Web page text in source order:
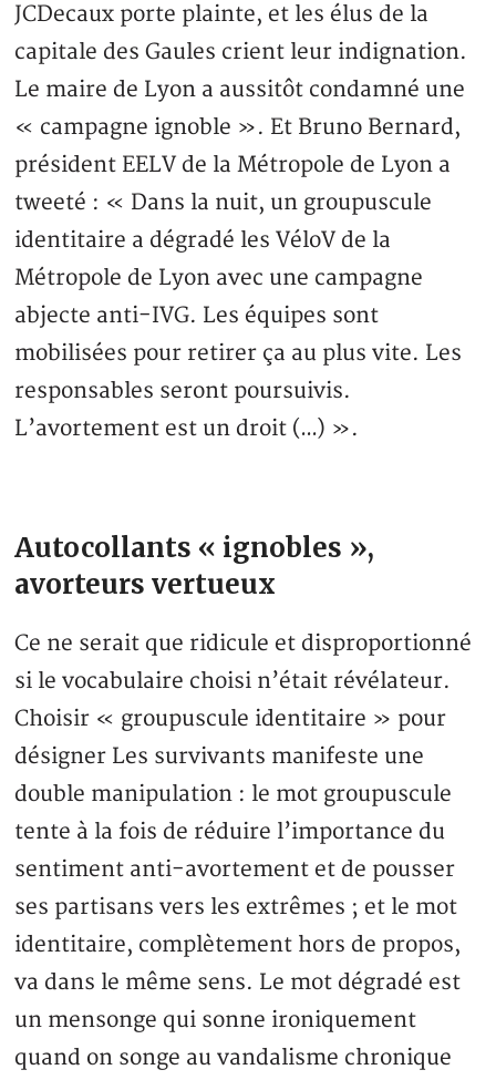
JCDecaux porte plainte, et les élus de la
capitale des Gaules crient leur indignation.
Le maire de Lyon a aussitôt condamné une
« campagne ignoble ». Et Bruno Bernard,
président EELV de la Métropole de Lyon a
tweeté : « Dans la nuit, un groupuscule
identitaire a dégradé les VéloV de la
Métropole de Lyon avec une campagne
abjecte anti-IVG. Les équipes sont
mobilisées pour retirer ça au plus vite. Les
responsables seront poursuivis.
L’avortement est un droit (…) ».
Autocollants « ignobles »,
avorteurs vertueux
Ce ne serait que ridicule et disproportionné
si le vocabulaire choisi n’était révélateur.
Choisir « groupuscule identitaire » pour
désigner Les survivants manifeste une
double manipulation : le mot groupuscule
tente à la fois de réduire l’importance du
sentiment anti-avortement et de pousser
ses partisans vers les extrêmes ; et le mot
identitaire, complètement hors de propos,
va dans le même sens. Le mot dégradé est
un mensonge qui sonne ironiquement
quand on songe au vandalisme chronique